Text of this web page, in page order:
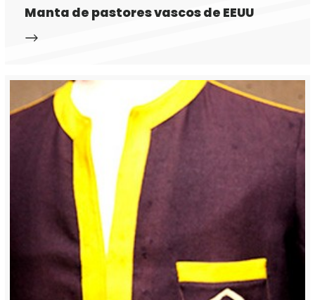
Manta de pastores vascos de EEUU